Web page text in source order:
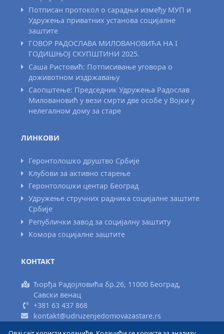
Потписан протокол о сарадњи између МУП и
Удружења приватних установа социјалне
заштите
ГОВОР РАДОСЛАВА МИЛОВАНОВИЋА НА I
ГОДИШЊОЈ СКУПШТИНИ 2025.
Саша Ристовић: Потписивање уговора о
доживотном издржавању
Саопштење: Председник Удружења Радослав
Миловановић у вези смрти две особе у Војки у
нелегалном дому за старе
ЛИНКОВИ
Геронтолошко друштво Србије
Клубови за активно старење
Геронтолошки центар Београд
Удружење стручних радника социјалне заштите
Србије
Републички завод за социјалну заштиту
Комора социјалне заштите
КОНТАКТ
Ђорђа Радојловића бр.26, 11000 Београд,
Савски венац
+381 63 437 868
kontakt@udruzenjedomovazastare.rs